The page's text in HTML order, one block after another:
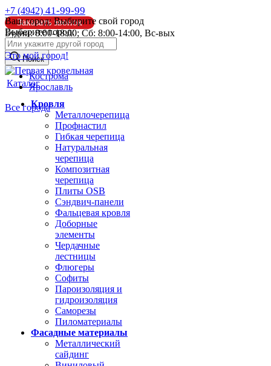
Ваш город: Выбирите свой город
Выберите город:
Это мой город!
Кострома
Ярославль
Все города
+7 (4942) 41-99-99
Заказать звонок
Будни: 8:00-18:00; Сб: 8:00-14:00, Вс-вых
info@pk44.ru
Поиск
Каталог
Кровля
Металлочерепица
Профнастил
Гибкая черепица
Натуральная
черепица
Композитная
черепица
Плиты OSB
Сэндвич-панели
Фальцевая кровля
Доборные
элементы
Чердачные
лестницы
Флюгеры
Софиты
Пароизоляция и
гидроизоляция
Саморезы
Пиломатериалы
Фасадные материалы
Металлический
сайдинг